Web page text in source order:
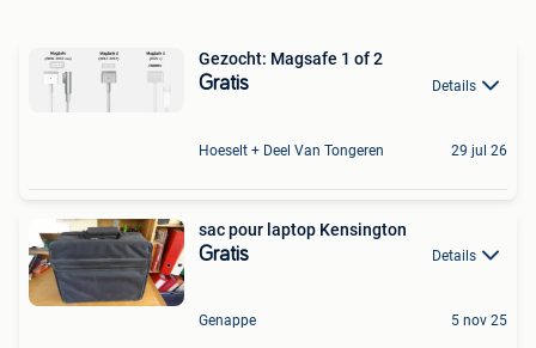
Gezocht: Magsafe 1 of 2
Gratis Details
Hoeselt + Deel Van Tongeren 29 jul 26
sac pour laptop Kensington
Gratis Details
Genappe 5 nov 25